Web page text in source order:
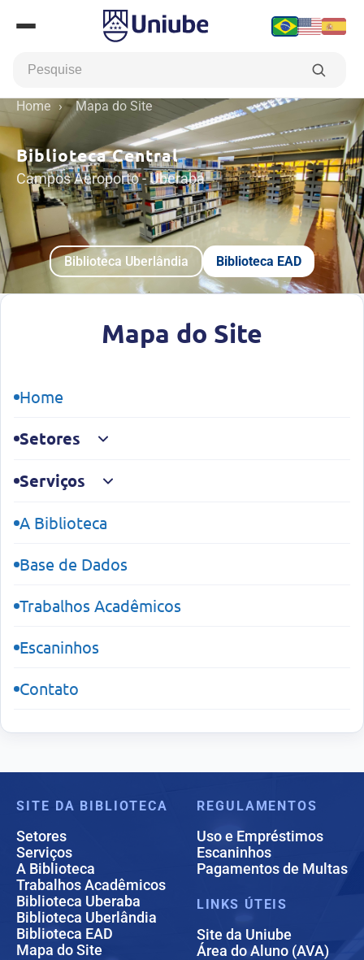
Home › Mapa do Site
Biblioteca Central
Campos Aeroporto - Uberaba
Biblioteca Uberlândia Biblioteca EAD
Mapa do Site
Home
Setores
Ciências da Saúde
Ciências Exatas da Terra
Ciências Humanas
Engenharias
Seleção, Aquisição, Desenvolvimento
Serviços
A Biblioteca
Base de Dados
Trabalhos Acadêmicos
Escaninhos
Contato
SITE DA BIBLIOTECA
Setores
Serviços
A Biblioteca
Trabalhos Acadêmicos
Biblioteca Uberaba
Biblioteca Uberlândia
Biblioteca EAD
Mapa do Site
REGULAMENTOS
Uso e Empréstimos
Escaninhos
Pagamentos de Multas
LINKS ÚTEIS
Site da Uniube
Área do Aluno (AVA)